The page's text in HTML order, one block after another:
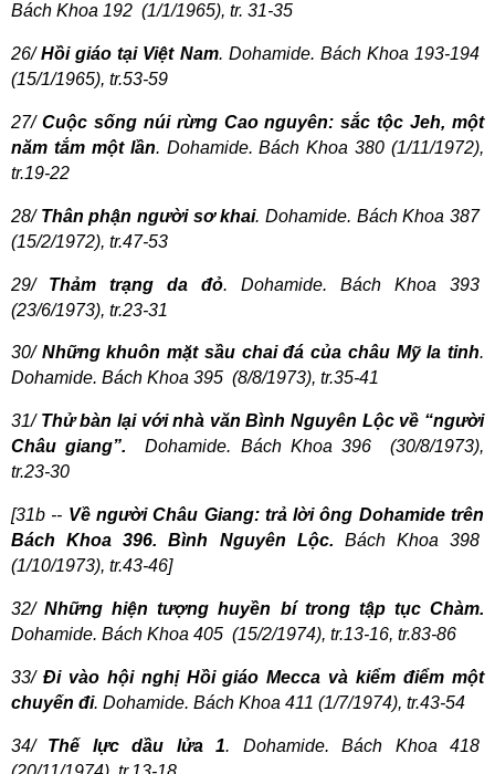
Bách Khoa 192 (1/1/1965), tr. 31-35
26/Hồi giáo tại Việt Nam. Dohamide. Bách Khoa 193-194
(15/1/1965), tr.53-59
27/ Cuộc sống núi rừng Cao nguyên: sắc tộc Jeh, một
năm tắm một lần. Dohamide. Bách Khoa 380 (1/11/1972),
tr.19-22
28/ Thân phận người sơ khai. Dohamide. Bách Khoa 387
(15/2/1972), tr.47-53
29/ Thảm trạng da đỏ. Dohamide. Bách Khoa 393
(23/6/1973), tr.23-31
30/ Những khuôn mặt sầu chai đá của châu Mỹ la tinh.
Dohamide. Bách Khoa 395 (8/8/1973), tr.35-41
31/ Thử bàn lại với nhà văn Bình Nguyên Lộc về “người
Châu giang”.
Dohamide. Bách Khoa 396
(30/8/1973),
tr.23-30
[31b -- Về người Châu Giang: trả lời ông Dohamide trên
Bách Khoa 396. Bình Nguyên Lộc. Bách Khoa 398
(1/10/1973), tr.43-46]
32/Những hiện tượng huyền bí trong tập tục Chàm.
Dohamide. Bách Khoa 405 (15/2/1974), tr.13-16, tr.83-86
33/ Đi vào hội nghị Hồi giáo Mecca và kiểm điểm một
chuyến đi. Dohamide. Bách Khoa 411 (1/7/1974), tr.43-54
34/ Thế lực dầu lửa 1. Dohamide. Bách Khoa 418